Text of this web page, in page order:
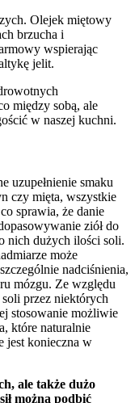
Olejek miętowy
brzucha i
wspierając
jelit.
między sobą, ale
w naszej kuchni.
uzupełnienie smaku
czy mięta, wszystkie
sprawia, że danie
ziół do
nich dużych ilości soli.
może
nadciśnienia,
mózgu. Ze względu
przez niektórych
stosowanie możliwie
które naturalnie
jest konieczna w
ale także dużo
można podbić